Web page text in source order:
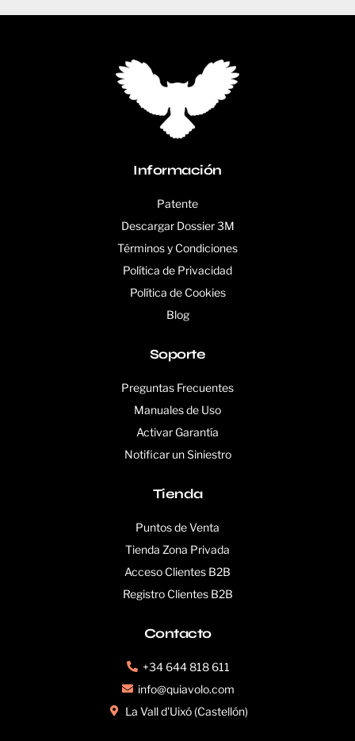
Información
Patente
Descargar Dossier 3M
Términos y Condiciones
Política de Privacidad
Política de Cookies
Blog
Soporte
Preguntas Frecuentes
Manuales de Uso
Activar Garantía
Notificar un Siniestro
Tienda
Puntos de Venta
Tienda Zona Privada
Acceso Clientes B2B
Registro Clientes B2B
Contacto
+34 644 818 611
info@quiavolo.com
La Vall d'Uixó (Castellón)